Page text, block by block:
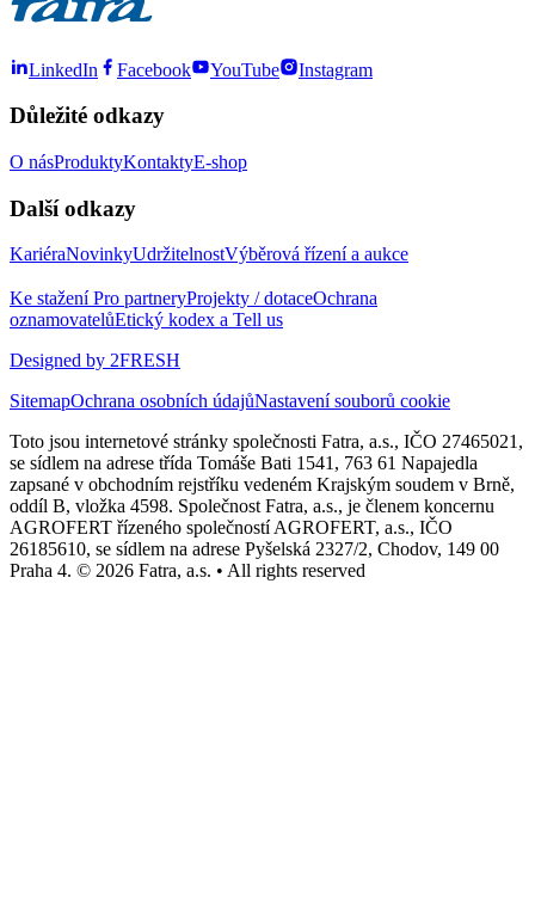
LinkedIn Facebook YouTube Instagram
Důležité odkazy
O násProduktyKontaktyE-shop
Další odkazy
KariéraNovinkyUdržitelnostVýběrová řízení a aukce
Ke staženíPro partneryProjekty / dotaceOchrana
oznamovatelůEtický kodex a Tell us
Designed by 2FRESH
SitemapOchrana osobních údajůNastavení souborů cookie
Toto jsou internetové stránky společnosti Fatra, a.s., IČO 27465021,
se sídlem na adrese třída Tomáše Bati 1541, 763 61 Napajedla
zapsané v obchodním rejstříku vedeném Krajským soudem v Brně,
oddíl B, vložka 4598. Společnost Fatra, a.s., je členem koncernu
AGROFERT řízeného společností AGROFERT, a.s., IČO
26185610, se sídlem na adrese Pyšelská 2327/2, Chodov, 149 00
Praha 4. © 2026 Fatra, a.s. • All rights reserved